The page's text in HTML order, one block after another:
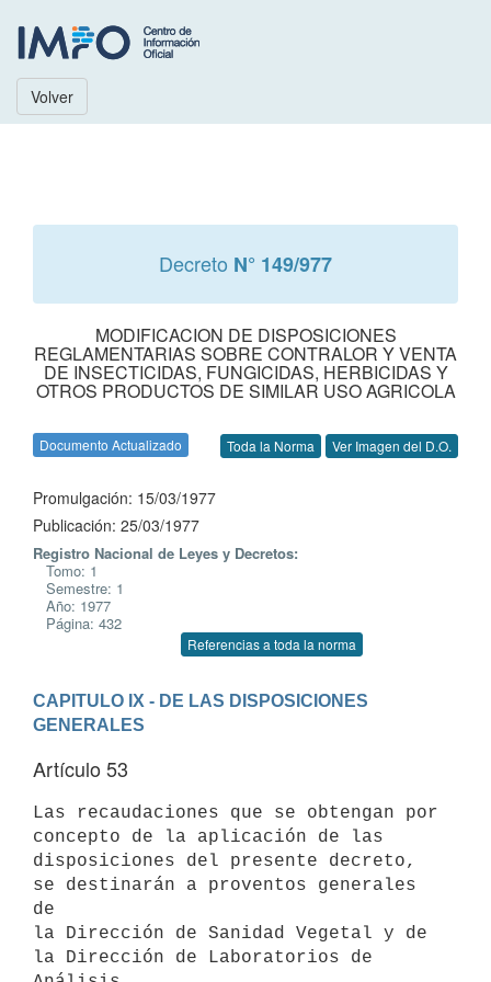
Volver
Decreto N° 149/977
MODIFICACION DE DISPOSICIONES
REGLAMENTARIAS SOBRE CONTRALOR Y VENTA
DE INSECTICIDAS, FUNGICIDAS, HERBICIDAS Y
OTROS PRODUCTOS DE SIMILAR USO AGRICOLA
Documento Actualizado Toda la Norma Ver Imagen del D.O.
Promulgación: 15/03/1977
Publicación: 25/03/1977
Registro Nacional de Leyes y Decretos:
Tomo: 1
Semestre: 1
Año: 1977
Página: 432
Referencias a toda la norma
CAPITULO IX - DE LAS DISPOSICIONES
GENERALES
Artículo 53
Las recaudaciones que se obtengan por
concepto de la aplicación de las
disposiciones del presente decreto,
se destinarán a proventos generales
de
la Dirección de Sanidad Vegetal y de
la Dirección de Laboratorios de